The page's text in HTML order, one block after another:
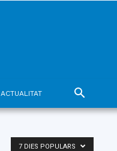
ACTUALITAT
7 DIES POPULARS